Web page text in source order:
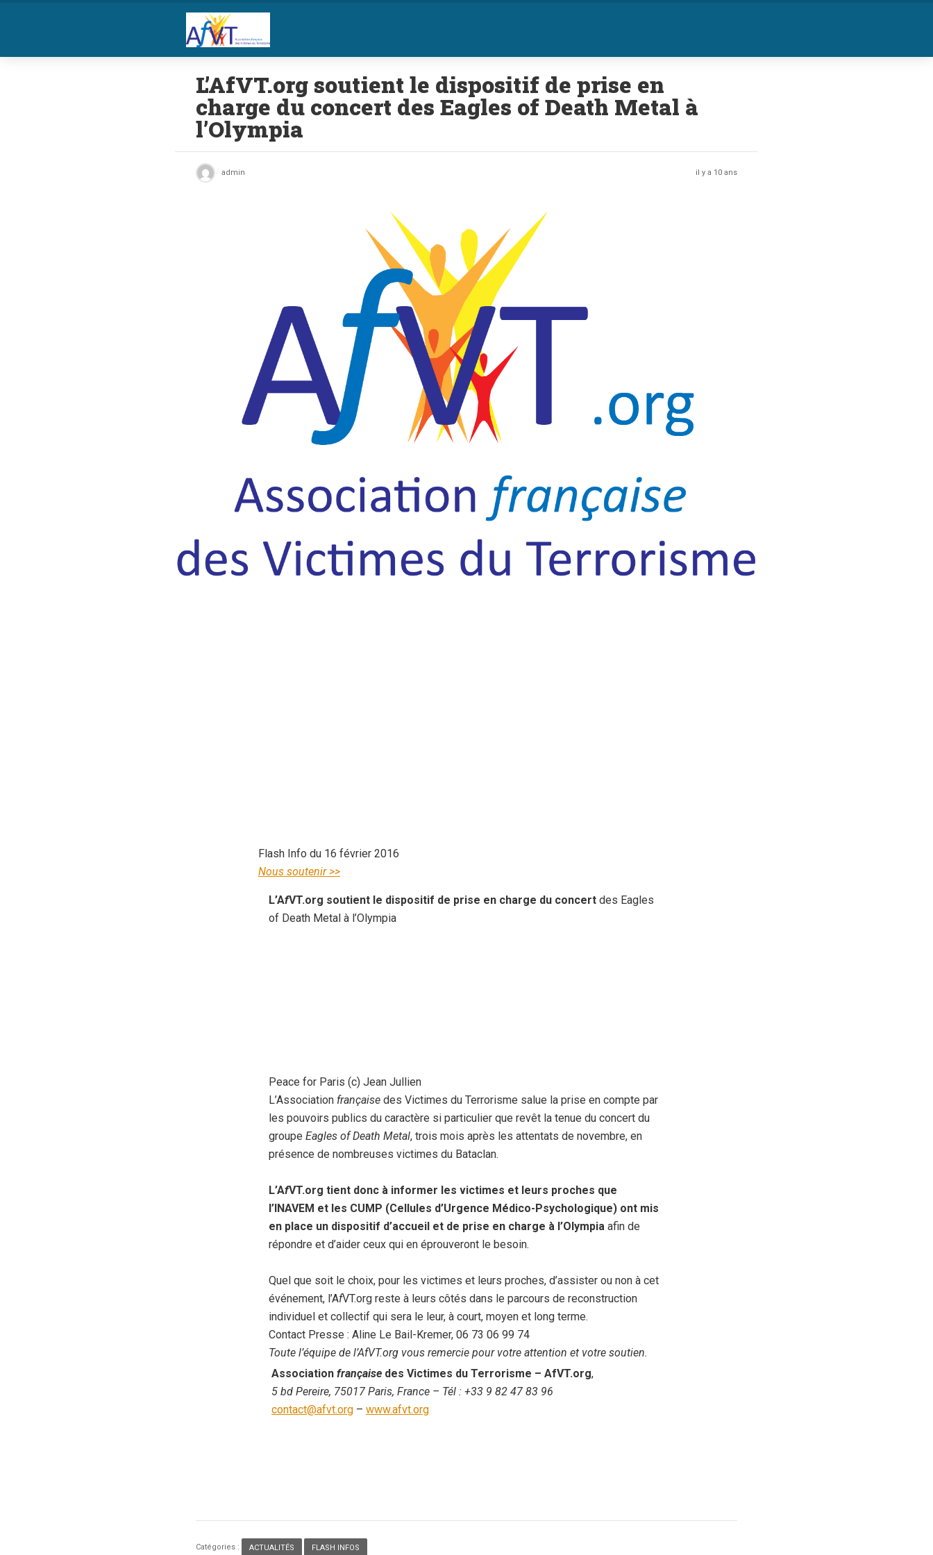
L’AfVT.org soutient le dispositif de prise en
charge du concert des Eagles of Death Metal à
l’Olympia
admin il y a 10 ans
Flash Info du 16 février 2016
Nous soutenir >>
L’AfVT.org soutient le dispositif de prise en charge du concert des Eagles
of Death Metal à l’Olympia
Peace for Paris (c) Jean Jullien
L’Association française des Victimes du Terrorisme salue la prise en compte par
les pouvoirs publics du caractère si particulier que revêt la tenue du concert du
groupe Eagles of Death Metal, trois mois après les attentats de novembre, en
présence de nombreuses victimes du Bataclan.
L’AfVT.org tient donc à informer les victimes et leurs proches que
l’INAVEM et les CUMP (Cellules d’Urgence Médico-Psychologique) ont mis
en place un dispositif d’accueil et de prise en charge à l’Olympia afin de
répondre et d’aider ceux qui en éprouveront le besoin.
Quel que soit le choix, pour les victimes et leurs proches, d’assister ou non à cet
événement, l’AfVT.org reste à leurs côtés dans le parcours de reconstruction
individuel et collectif qui sera le leur, à court, moyen et long terme.
Contact Presse : A line Le Bail-Kremer, 06 73 06 99 74
Toute l’équipe de l’AfVT.org vous remercie pour votre attention et votre soutien.
Association française des Victimes du Terrorisme – AfVT.org,
5 bd Pereire, 75017 Paris, France – Tél : +33 9 82 47 83 96
contact@afvt.org – www.afvt.org
Catégories : ACTUALITÉS FLASH INFOS